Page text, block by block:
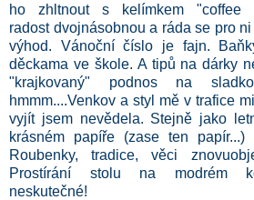
ho zhltnout s kelímkem
radost dvojnásobnou a ráda se pro
výhod. Vánoční číslo je fajn.
děckama ve škole. A tipů na dárky
"krajkovaný" podnos na
hmmm....Venkov a styl mě v trafice
vyjít jsem nevědela. Stejně jako
krásném papíře (zase ten
Roubenky, tradice, věci
Prostírání stolu na modrém
neskutečné!